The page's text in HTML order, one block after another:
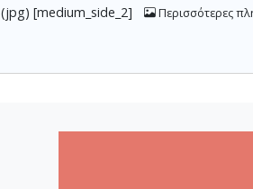
(jpg) [medium_side_2] Περισσότερες